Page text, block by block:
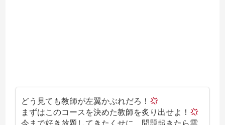
どう見ても教師が左翼かぶれだろ！
まずはこのコースを決めた教師を炙り出せよ！